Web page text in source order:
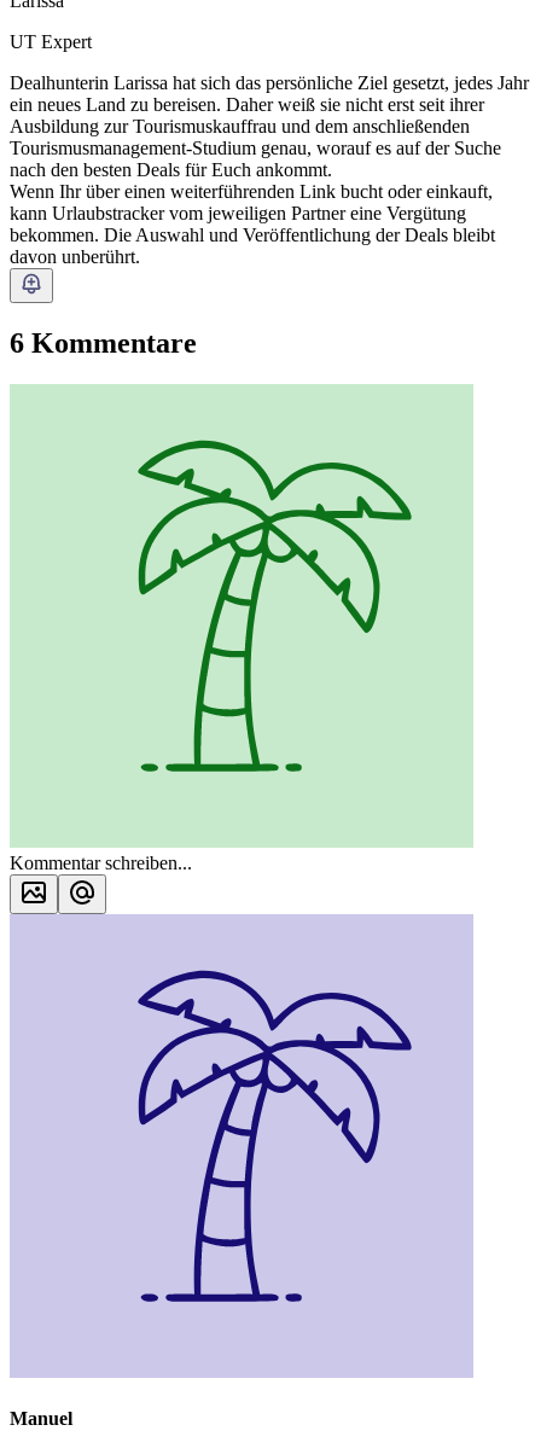
UT Expert
Dealhunterin Larissa hat sich das persönliche Ziel gesetzt, jedes Jahr
ein neues Land zu bereisen. Daher weiß sie nicht erst seit ihrer
Ausbildung zur Tourismuskauffrau und dem anschließenden
Tourismusmanagement-Studium genau, worauf es auf der Suche
nach den besten Deals für Euch ankommt.
Wenn Ihr über einen weiterführenden Link bucht oder einkauft,
kann Urlaubstracker vom jeweiligen Partner eine Vergütung
bekommen. Die Auswahl und Veröffentlichung der Deals bleibt
davon unberührt.
6 Kommentare
Kommentar schreiben...
Manuel